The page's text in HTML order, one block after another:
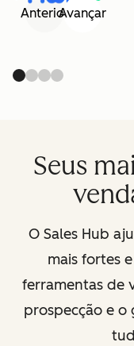
AnteriorAvançar
Seus
O Sales Hub
mais fortes
ferramentas de
prospecção e o